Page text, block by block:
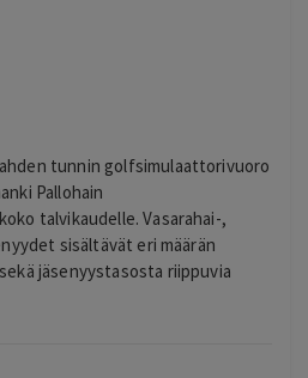
tunnin golfsimulaattorivuoro
Pallohain
talvikaudelle. Vasarahai-,
sisältävät eri määrän
jäsenyystasosta riippuvia